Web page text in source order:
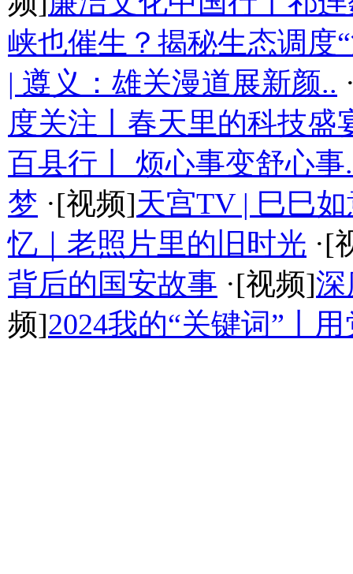
峡也催生？揭秘生态调度
| 遵义：雄关漫道展新颜..
度关注丨春天里的科技盛
百县行丨 烦心事变舒心事
梦 ·[视频]天宫TV | 巳巳
忆｜老照片里的旧时光 ·[
背后的国安故事 ·[视频]深
频]2024我的“关键词”丨